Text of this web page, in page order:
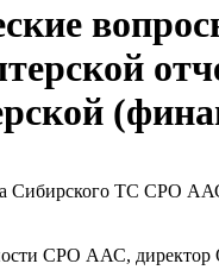
ТС СРО
СРО ААС,